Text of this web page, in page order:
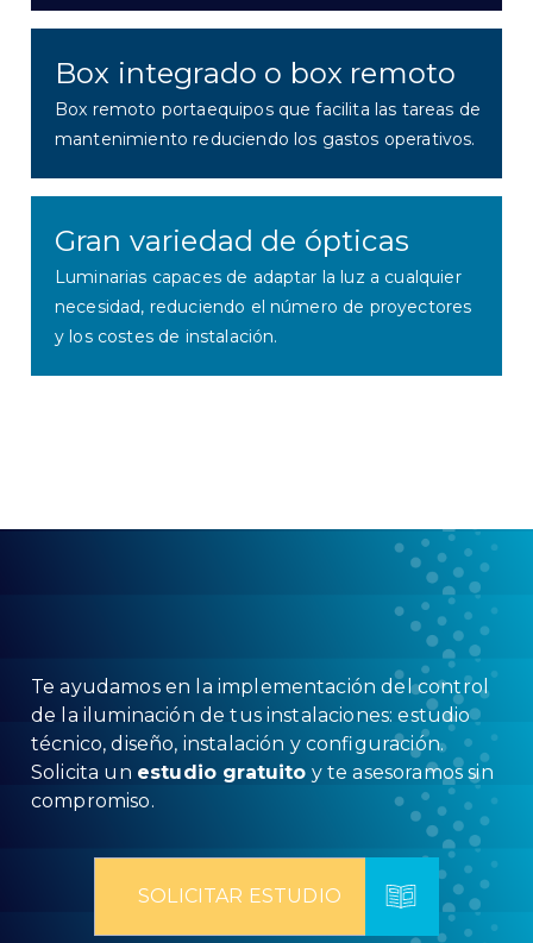
Box integrado o box remoto
Box remoto portaequipos que facilita las tareas de
mantenimiento reduciendo los gastos operativos.
Gran variedad de ópticas
Luminarias capaces de adaptar la luz a cualquier
necesidad, reduciendo el número de proyectores
y los costes de instalación.
Te ayudamos en la implementación del control
de la iluminación de tus instalaciones: estudio
técnico, diseño, instalación y configuración.
Solicita un estudio gratuito y te asesoramos sin
compromiso.
SOLICITAR ESTUDIO